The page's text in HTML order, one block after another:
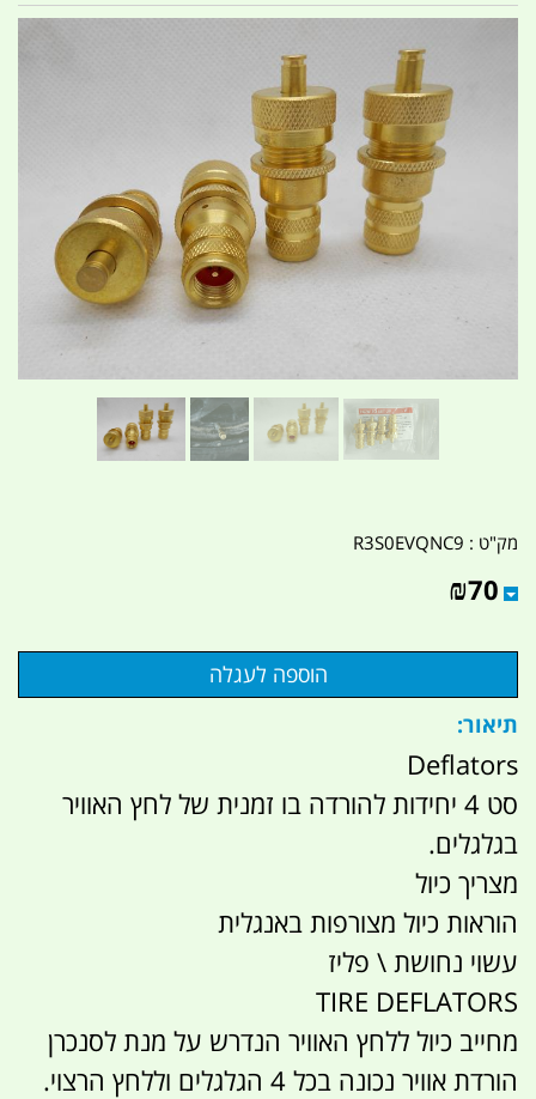
מק"ט : R3S0EVQNC9
₪70
תיאור:
Deflators
סט 4 יחידות להורדה בו זמנית של לחץ האוויר
בגלגלים.
מצריך כיול
הוראות כיול מצורפות באנגלית
עשוי נחושת \ פליז
TIRE DEFLATORS
מחייב כיול ללחץ האוויר הנדרש על מנת לסנכרן
הורדת אוויר נכונה בכל 4 הגלגלים וללחץ הרצוי.